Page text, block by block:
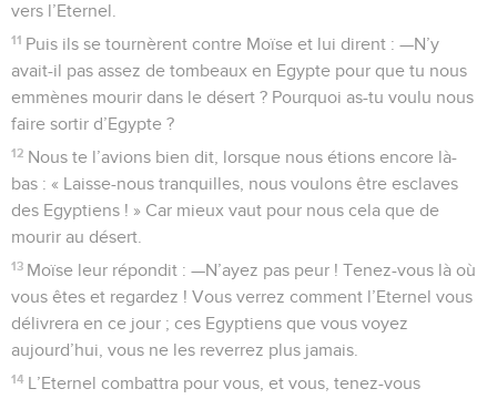
vers l’Eternel.
11 Puis ils se tournèrent contre Moïse et lui dirent : —N’y
avait-il pas assez de tombeaux en Egypte pour que tu nous
emmènes mourir dans le désert ? Pourquoi as-tu voulu nous
faire sortir d’Egypte ?
12 Nous te l’avions bien dit, lorsque nous étions encore là-
bas : « Laisse-nous tranquilles, nous voulons être esclaves
des Egyptiens ! » Car mieux vaut pour nous cela que de
mourir au désert.
13 Moïse leur répondit : —N’ayez pas peur ! Tenez-vous là où
vous êtes et regardez ! Vous verrez comment l’Eternel vous
délivrera en ce jour ; ces Egyptiens que vous voyez
aujourd’hui, vous ne les reverrez plus jamais.
14 L’Eternel combattra pour vous, et vous, tenez-vous